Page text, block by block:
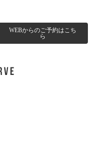
WEBからのご予約はこち
ら